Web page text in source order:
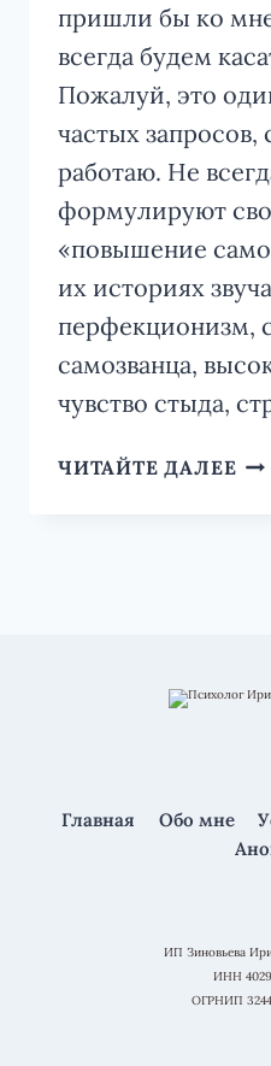
пришли бы ко
всегда будем
Пожалуй, это
частых запросов,
работаю. Не
формулируют
«повышение
их историях
перфекционизм,
самозванца,
чувство стыда,
ЧИТАЙТЕ ДАЛЕЕ
Главная Обо мне
ИП Зиновьева
ИНН
ОГРНИП